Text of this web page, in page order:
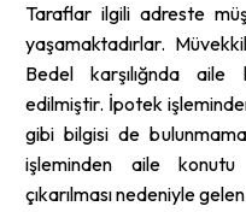
Taraflar ilgili adreste
yaşamaktadırlar.
Bedel karşılığnda
edilmiştir. İpotek
gibi bilgisi de
işleminden aile konutu
çıkarılması nedeniyle